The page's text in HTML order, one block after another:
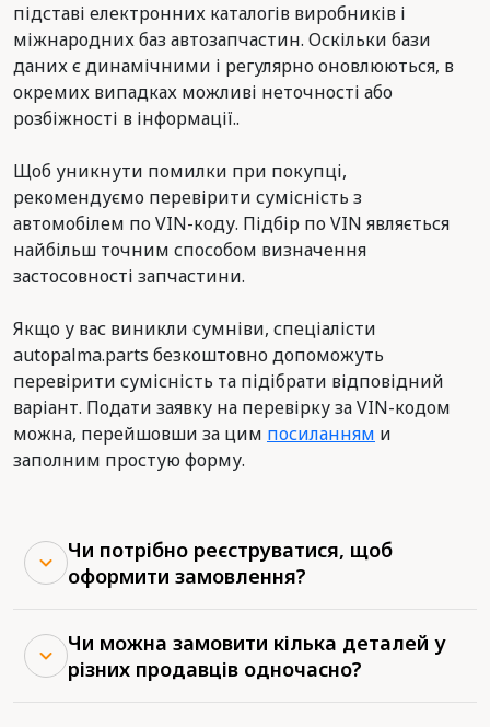
підставі електронних каталогів виробників і
міжнародних баз автозапчастин. Оскільки бази
даних є динамічними і регулярно оновлюються, в
окремих випадках можливі неточності або
розбіжності в інформації..
Щоб уникнути помилки при покупці,
рекомендуємо перевірити сумісність з
автомобілем по VIN-коду. Підбір по VIN являється
найбільш точним способом визначення
застосовності запчастини.
Якщо у вас виникли сумніви, спеціалісти
autopalma.parts безкоштовно допоможуть
перевірити сумісність та підібрати відповідний
варіант. Подати заявку на перевірку за VIN-кодом
можна, перейшовши за цим посиланням и
заполним простую форму.
Чи потрібно реєструватися, щоб
оформити замовлення?
Чи можна замовити кілька деталей у
різних продавців одночасно?